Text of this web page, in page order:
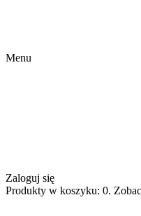
Menu
Zaloguj się
Produkty w koszyku: 0.